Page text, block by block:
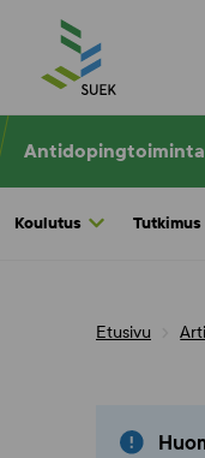
content
Antidopingtoiminta
Koulutus Tutkimus
Etusivu